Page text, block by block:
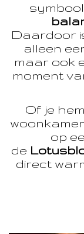
Daardoor
alleen
maar ook
moment
Of je
op
de
direct